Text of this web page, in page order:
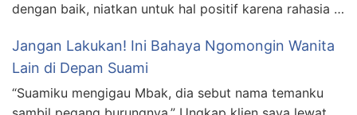
dengan baik, niatkan untuk hal positif karena rahasia …
Jangan Lakukan! Ini Bahaya Ngomongin Wanita
Lain di Depan Suami
“Suamiku mengigau Mbak, dia sebut nama temanku